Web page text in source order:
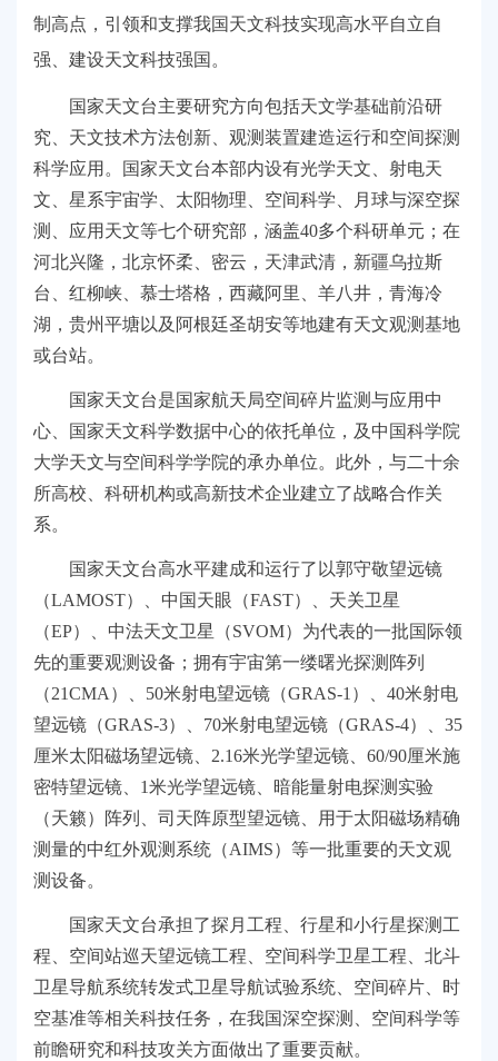
制高点，引领和支撑我国天文科技实现高水平自立自
强、建设天文科技强国。
国家天文台主要研究方向包括天文学基础前沿研
究、天文技术方法创新、观测装置建造运行和空间探测
科学应用。国家天文台本部内设有光学天文、射电天
文、星系宇宙学、太阳物理、空间科学、月球与深空探
测、应用天文等七个研究部，涵盖40多个科研单元；在
河北兴隆，北京怀柔、密云，天津武清，新疆乌拉斯
台、红柳峡、慕士塔格，西藏阿里、羊八井，青海冷
湖，贵州平塘以及阿根廷圣胡安等地建有天文观测基地
或台站。
国家天文台是国家航天局空间碎片监测与应用中
心、国家天文科学数据中心的依托单位，及中国科学院
大学天文与空间科学学院的承办单位。此外，与二十余
所高校、科研机构或高新技术企业建立了战略合作关
系。
国家天文台高水平建成和运行了以郭守敬望远镜
（LAMOST）、中国天眼（FAST）、天关卫星
（EP）、中法天文卫星（SVOM）为代表的一批国际领
先的重要观测设备；拥有宇宙第一缕曙光探测阵列
（21CMA）、50米射电望远镜（GRAS-1）、40米射电
望远镜（GRAS-3）、70米射电望远镜（GRAS-4）、35
厘米太阳磁场望远镜、2.16米光学望远镜、60/90厘米施
密特望远镜、1米光学望远镜、暗能量射电探测实验
（天籁）阵列、司天阵原型望远镜、用于太阳磁场精确
测量的中红外观测系统（AIMS）等一批重要的天文观
测设备。
国家天文台承担了探月工程、行星和小行星探测工
程、空间站巡天望远镜工程、空间科学卫星工程、北斗
卫星导航系统转发式卫星导航试验系统、空间碎片、时
空基准等相关科技任务，在我国深空探测、空间科学等
前瞻研究和科技攻关方面做出了重要贡献。